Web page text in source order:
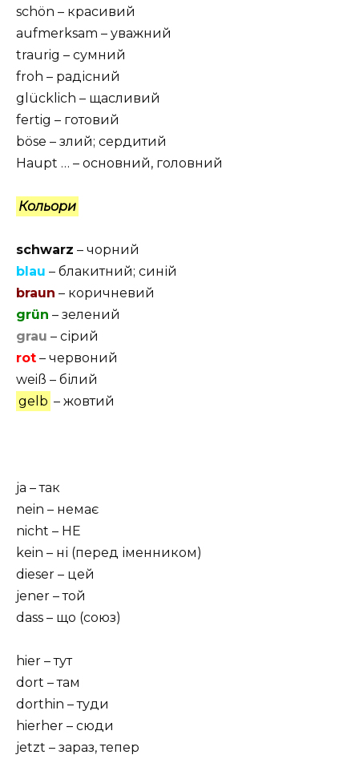
schön – красивий
aufmerksam – уважний
traurig – сумний
froh – радісний
glücklich – щасливий
fertig – готовий
böse – злий; сердитий
Haupt … – основний, головний
Кольори
schwarz – чорний
blau – блакитний; синій
braun – коричневий
grün – зелений
grau – сірий
rot – червоний
weiß – білий
gelb – жовтий
ja – так
nein – немає
nicht – НЕ
kein – ні (перед іменником)
dieser – цей
jener – той
dass – що (союз)
hier – тут
dort – там
dorthin – туди
hierher – сюди
jetzt – зараз, тепер